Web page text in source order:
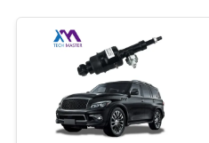
PRIVATSPHÄRE
POLITIK